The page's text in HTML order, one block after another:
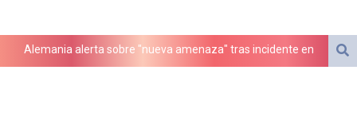
Alemania alerta sobre "nueva amenaza" tras incidente en